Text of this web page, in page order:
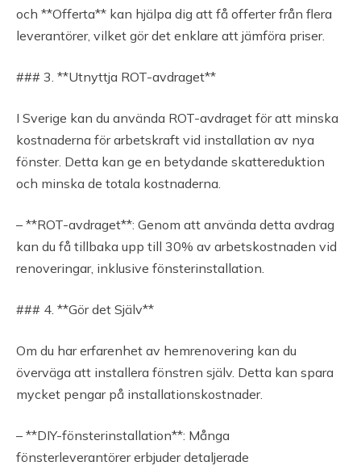
och **Offerta** kan hjälpa dig att få offerter från flera
leverantörer, vilket gör det enklare att jämföra priser.
### 3. **Utnyttja ROT-avdraget**
I Sverige kan du använda ROT-avdraget för att minska
kostnaderna för arbetskraft vid installation av nya
fönster. Detta kan ge en betydande skattereduktion
och minska de totala kostnaderna.
– **ROT-avdraget**: Genom att använda detta avdrag
kan du få tillbaka upp till 30% av arbetskostnaden vid
renoveringar, inklusive fönsterinstallation.
### 4. **Gör det Själv**
Om du har erfarenhet av hemrenovering kan du
överväga att installera fönstren själv. Detta kan spara
mycket pengar på installationskostnader.
– **DIY-fönsterinstallation**: Många
fönsterleverantörer erbjuder detaljerade